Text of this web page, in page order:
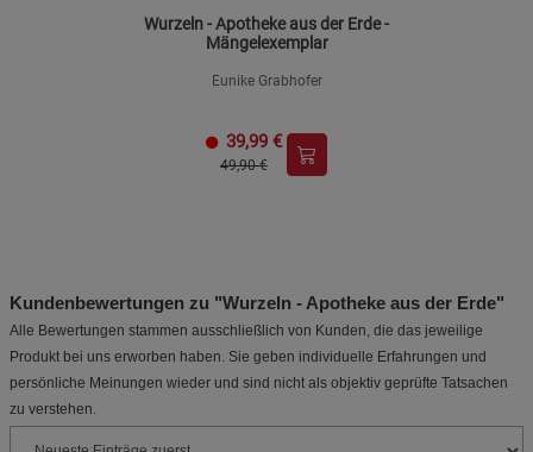
Wurzeln - Apotheke aus der Erde -
Mängelexemplar
Eunike Grabhofer
39,99 €
49,90 €
Kundenbewertungen zu "Wurzeln - Apotheke aus der Erde"
Alle Bewertungen stammen ausschließlich von Kunden, die das jeweilige
Produkt bei uns erworben haben. Sie geben individuelle Erfahrungen und
persönliche Meinungen wieder und sind nicht als objektiv geprüfte Tatsachen
zu verstehen.